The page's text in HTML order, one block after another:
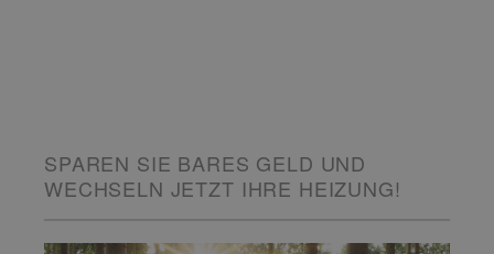
SPAREN SIE BARES GELD UND
WECHSELN JETZT IHRE HEIZUNG!